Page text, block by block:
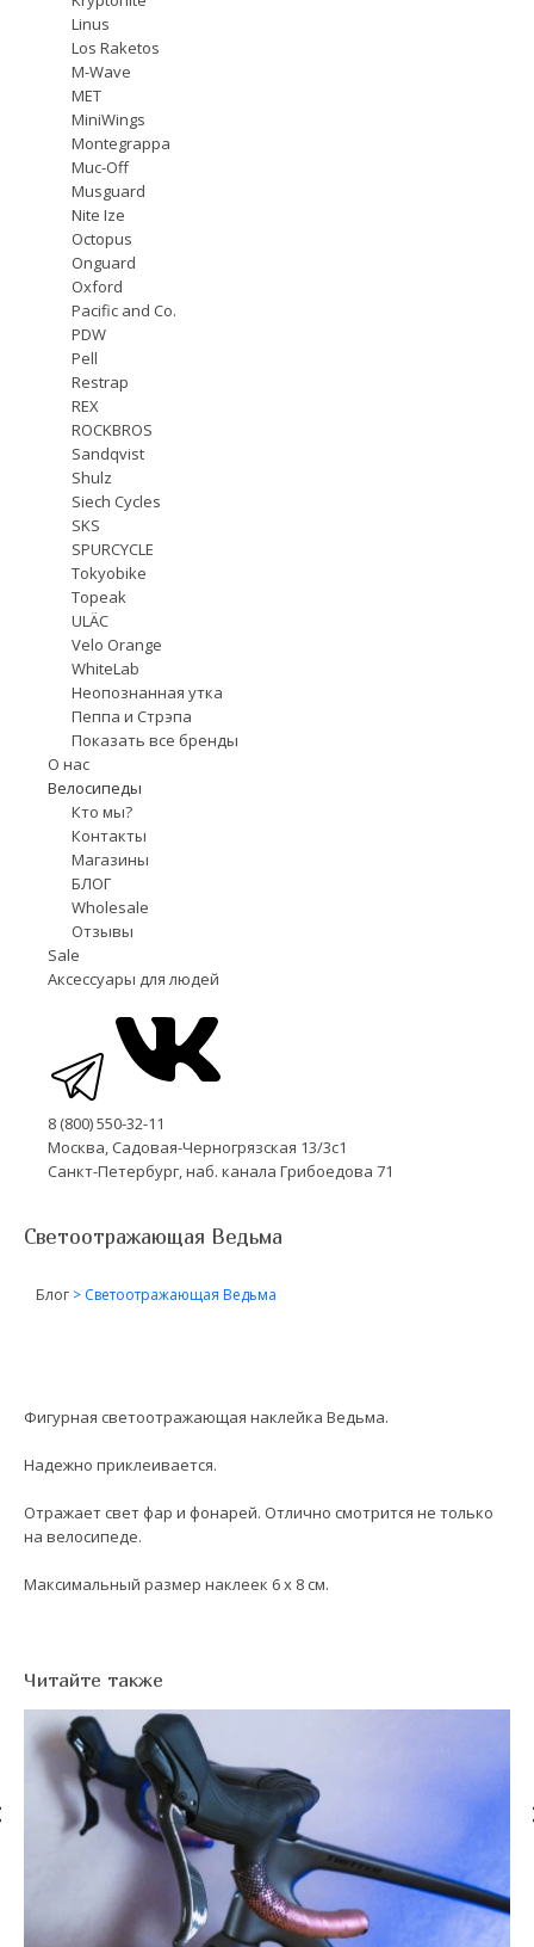
Linus
Los Raketos
M-Wave
MET
MiniWings
Montegrappa
Muc-Off
Musguard
Nite Ize
Octopus
Onguard
Oxford
Pacific and Co.
PDW
Pell
Restrap
REX
ROCKBROS
Sandqvist
Shulz
Siech Cycles
SKS
SPURCYCLE
Tokyobike
Topeak
ULÄC
Velo Orange
WhiteLab
Неопознанная утка
Пеппа и Стрэпа
Показать все бренды
О нас
Велосипеды
Кто мы?
Контакты
Магазины
БЛОГ
Wholesale
Отзывы
Sale
Аксессуары для людей
8 (800) 550-32-11
Москва, Садовая-Черногрязская 13/3с1
Санкт-Петербург, наб. канала Грибоедова 71
Светоотражающая Ведьма
Блог > Светоотражающая Ведьма
Фигурная светоотражающая наклейка Ведьма.
Надежно приклеивается.
Отражает свет фар и фонарей. Отлично смотрится не только
на велосипеде.
Максимальный размер наклеек 6 х 8 см.
Читайте также